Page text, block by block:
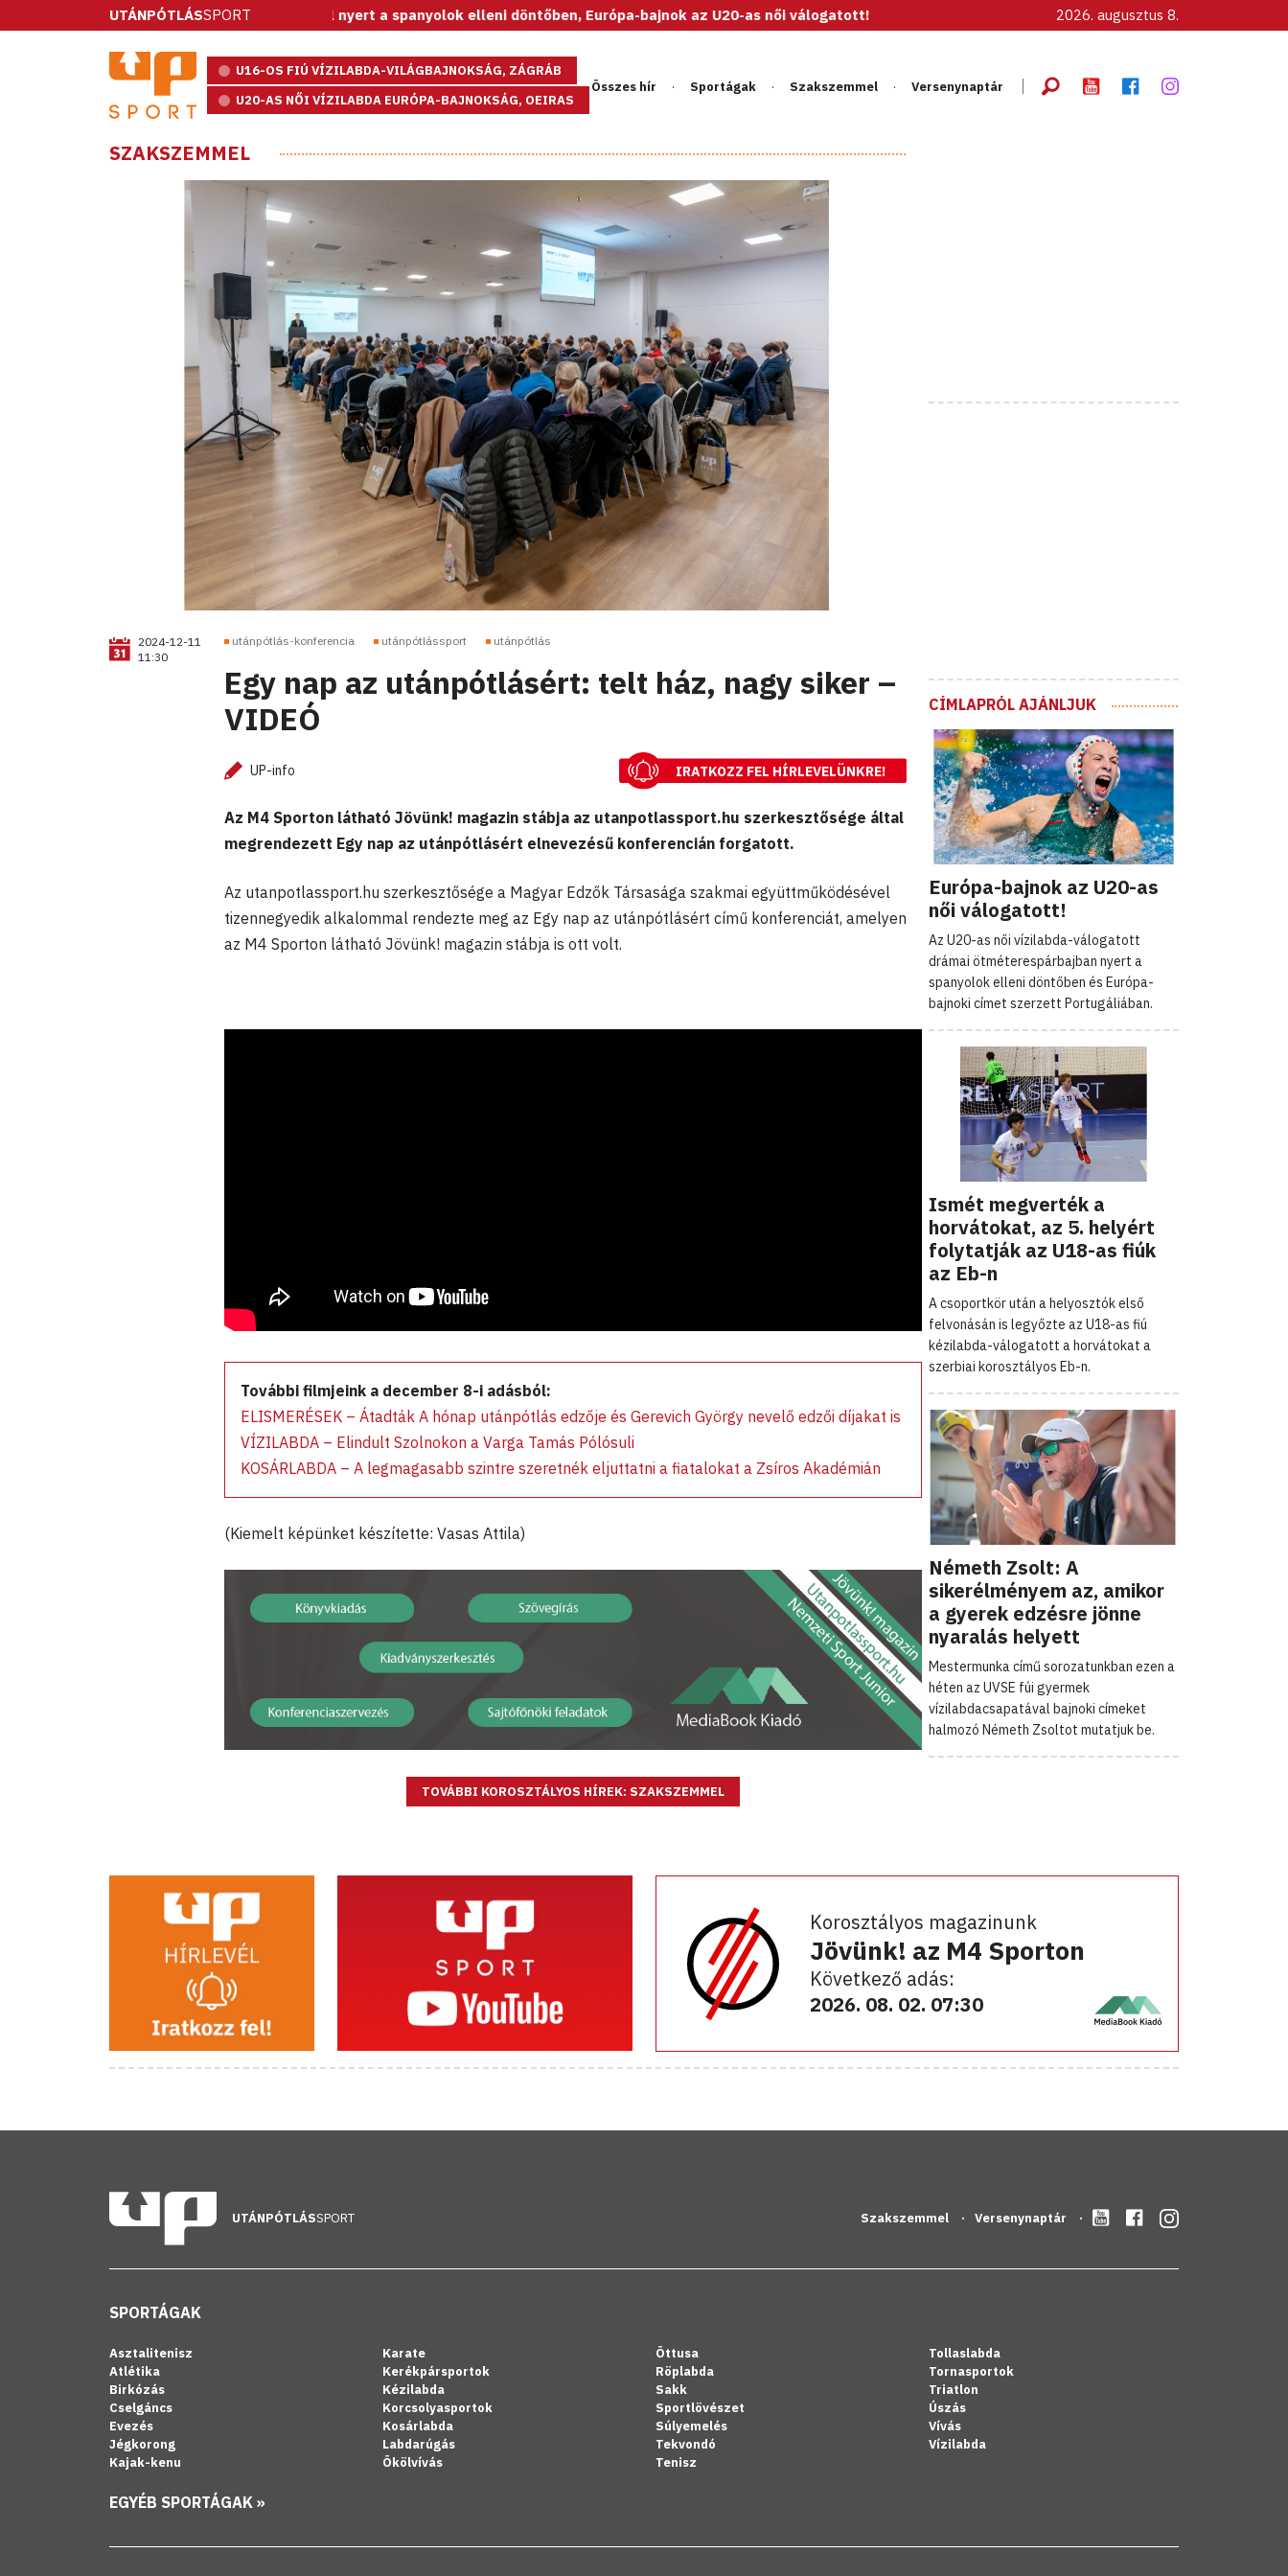
UTÁNPÓTLÁSSPORT
Vízilabda: ötméteresekkel nyert a spanyolok elleni döntőben, Európa-bajnok az U20-as női válogatott! 2026. augusztus 8.
U16-OS FIÚ VÍZILABDA-VILÁGBAJNOKSÁG, ZÁGRÁB
U20-AS NŐI VÍZILABDA EURÓPA-BAJNOKSÁG, OEIRAS
Összes hír Sportágak Szakszemmel Versenynaptár
SZAKSZEMMEL
2024-12-11
11:30
utánpótlás-konferencia utánpótlássport utánpótlás
Egy nap az utánpótlásért: telt ház, nagy siker –
VIDEÓ
UP-info IRATKOZZ FEL HÍRLEVELÜNKRE!
Az M4 Sporton látható Jövünk! magazin stábja az utanpotlassport.hu szerkesztősége által
megrendezett Egy nap az utánpótlásért elnevezésű konferencián forgatott.
Az utanpotlassport.hu szerkesztősége a Magyar Edzők Társasága szakmai együttműködésével
tizennegyedik alkalommal rendezte meg az Egy nap az utánpótlásért című konferenciát, amelyen
az M4 Sporton látható Jövünk! magazin stábja is ott volt.
További filmjeink a december 8-i adásból:
ELISMERÉSEK – Átadták A hónap utánpótlás edzője és Gerevich György nevelő edzői díjakat is
VÍZILABDA – Elindult Szolnokon a Varga Tamás Pólósuli
KOSÁRLABDA – A legmagasabb szintre szeretnék eljuttatni a fiatalokat a Zsíros Akadémián
(Kiemelt képünket készítette: Vasas Attila)
TOVÁBBI KOROSZTÁLYOS HÍREK: SZAKSZEMMEL
CÍMLAPRÓL AJÁNLJUK
Európa-bajnok az U20-as
női válogatott!
Az U20-as női vízilabda-válogatott
drámai ötméterespárbajban nyert a
spanyolok elleni döntőben és Európa-
bajnoki címet szerzett Portugáliában.
Ismét megverték a
horvátokat, az 5. helyért
folytatják az U18-as fiúk
az Eb-n
A csoportkör után a helyosztók első
felvonásán is legyőzte az U18-as fiú
kézilabda-válogatott a horvátokat a
szerbiai korosztályos Eb-n.
Németh Zsolt: A
sikerélményem az, amikor
a gyerek edzésre jönne
nyaralás helyett
Mestermunka című sorozatunkban ezen a
héten az UVSE fúi gyermek
vízilabdacsapatával bajnoki címeket
halmozó Németh Zsoltot mutatjuk be.
Korosztályos magazinunk
Jövünk! az M4 Sporton
Következő adás:
2026. 08. 02. 07:30
UTÁNPÓTLÁSSPORT Szakszemmel Versenynaptár
SPORTÁGAK
Asztalitenisz
Atlétika
Birkózás
Cselgáncs
Evezés
Jégkorong
Kajak-kenu
Karate
Kerékpársportok
Kézilabda
Korcsolyasportok
Kosárlabda
Labdarúgás
Ökölvívás
Öttusa
Röplabda
Sakk
Sportlövészet
Súlyemelés
Tekvondó
Tenisz
Tollaslabda
Tornasportok
Triatlon
Úszás
Vívás
Vízilabda
EGYÉB SPORTÁGAK »